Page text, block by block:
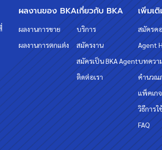
"บ้านบางกอก" ?? อยากรู้
ผลงานของ BKA
ผลงานการขาย
ผลงานการตกแต่ง
เกี่ยวกับ BKA
บริการ
สมัครงาน
สมัครเป็น BKA Agent
ติดต่อเรา
เพิ่มเ
สมัครค
Agent
บทควา
คำนวณ
แพ็คเก
วิธีการใ
FAQ